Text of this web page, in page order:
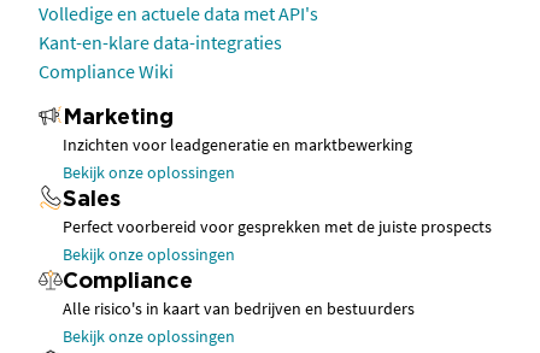
Volledige en actuele data met API's
Kant-en-klare data-integraties
Compliance Wiki
Marketing
Inzichten voor leadgeneratie en marktbewerking
Bekijk onze oplossingen
Sales
Perfect voorbereid voor gesprekken met de juiste prospects
Bekijk onze oplossingen
Compliance
Alle risico's in kaart van bedrijven en bestuurders
Bekijk onze oplossingen